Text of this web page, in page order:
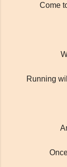
Come
Running